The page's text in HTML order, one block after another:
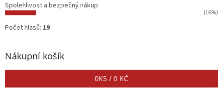
Spolehlivost a bezpečný nákup
(16%)
Počet hlasů: 19
Nákupní košík
0KS / 0 KČ